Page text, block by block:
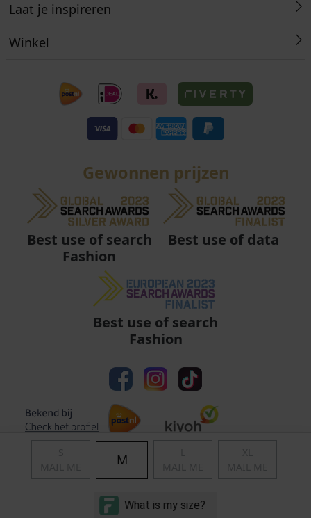
M
Laat je inspireren
Winkel
Gewonnen prijzen
Best use of search
Fashion
Best use of data
Best use of search
Fashion
Algemene voorwaarden | Privacy